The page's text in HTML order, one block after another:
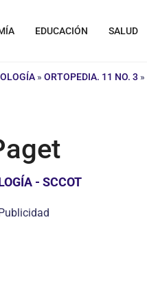
EDUCACIÓN SALUD
» ORTOPEDIA. 11 NO. 3 »
- SCCOT